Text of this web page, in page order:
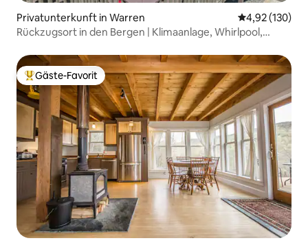
Privatunterkunft in Warren
4,92 (130)
Rückzugsort in den Bergen | Klimaanlage, Whirlpool,
Beliebter Gäste-Favorit.
Gäste-Favorit